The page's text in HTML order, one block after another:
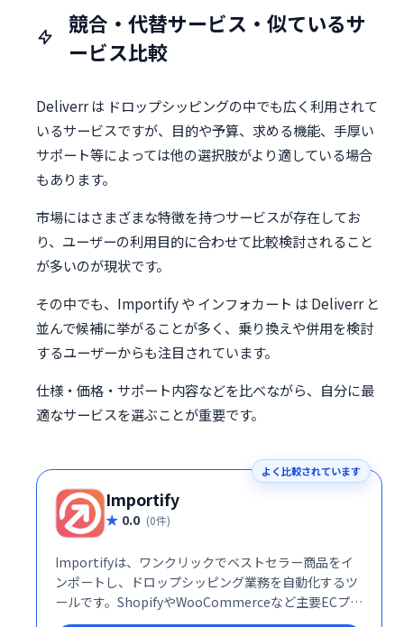
競合・代替サービス・似ているサ
ービス比較
Deliverr は ドロップシッピングの中でも広く利用されて
いるサービスですが、目的や予算、求める機能、手厚い
サポート等によっては他の選択肢がより適している場合
もあります。
市場にはさまざまな特徴を持つサービスが存在してお
り、ユーザーの利用目的に合わせて比較検討されること
が多いのが現状です。
その中でも、Importify や インフォカート は Deliverr と
並んで候補に挙がることが多く、乗り換えや併用を検討
するユーザーからも注目されています。
仕様・価格・サポート内容などを比べながら、自分に最
適なサービスを選ぶことが重要です。
よく比較されています
Importify
0.0 (0件)
Importifyは、ワンクリックでベストセラー商品をイ
ンポートし、ドロップシッピング業務を自動化するツ
ールです。ShopifyやWooCommerceなど主要ECプラ
ットフォームとシームレスに連携し、多くの卸売業者